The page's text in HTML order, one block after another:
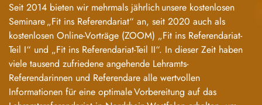
Seit 2014 bieten wir mehrmals jährlich unsere kostenlosen
Seminare „Fit ins Referendariat“ an, seit 2020 auch als
kostenlosen Online-Vorträge (ZOOM) „Fit ins Referendariat-
Teil I“ und „Fit ins Referendariat-Teil II“. In dieser Zeit haben
viele tausend zufriedene angehende Lehramts-
Referendarinnen und Referendare alle wertvollen
Informationen für eine optimale Vorbereitung auf das